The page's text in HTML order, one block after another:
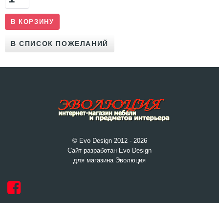
© Evo Design 2012 - 2026
Сайт разработан Evo Design
для магазина Эволюция